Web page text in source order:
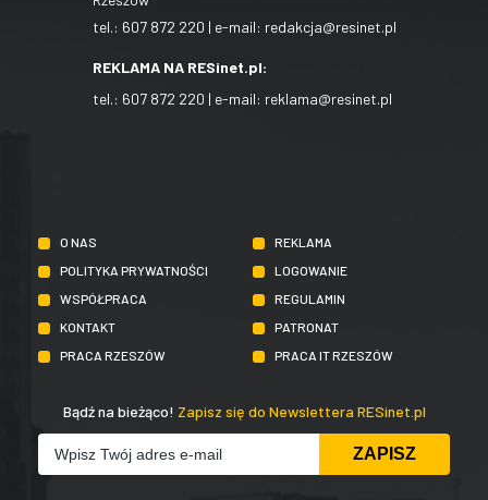
tel.: 607 872 220 | e-mail: redakcja@resinet.pl
REKLAMA NA RESinet.pl:
tel.: 607 872 220 | e-mail: reklama@resinet.pl
O NAS
REKLAMA
POLITYKA PRYWATNOŚCI
LOGOWANIE
WSPÓŁPRACA
REGULAMIN
KONTAKT
PATRONAT
PRACA RZESZÓW
PRACA IT RZESZÓW
Bądź na bieżąco! Zapisz się do Newslettera RESinet.pl